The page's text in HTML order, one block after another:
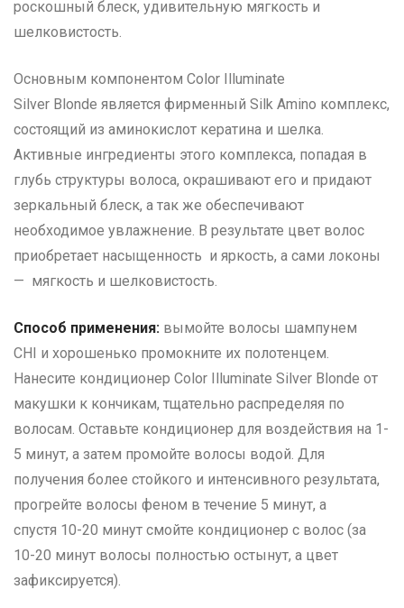
роскошный блеск, удивительную мягкость и
шелковистость.
Основным компонентом Color Illuminate
Silver Blonde является фирменный Silk Amino комплекс,
состоящий из аминокислот кератина и шелка.
Активные ингредиенты этого комплекса, попадая в
глубь структуры волоса, окрашивают его и придают
зеркальный блеск, а так же обеспечивают
необходимое увлажнение. В результате цвет волос
приобретает насыщенность и яркость, а сами локоны
— мягкость и шелковистость.
Способ применения: вымойте волосы шампунем
CHI и хорошенько промокните их полотенцем.
Нанесите кондиционер Color Illuminate Silver Blonde от
макушки к кончикам, тщательно распределяя по
волосам. Оставьте кондиционер для воздействия на 1-
5 минут, а затем промойте волосы водой. Для
получения более стойкого и интенсивного результата,
прогрейте волосы феном в течение 5 минут, а
спустя 10-20 минут смойте кондиционер с волос (за
10-20 минут волосы полностью остынут, а цвет
зафиксируется).